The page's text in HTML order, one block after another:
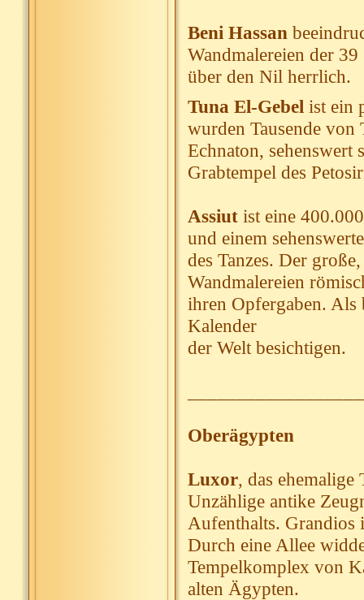
Beni Hassan
Wandmalereien der
über den Nil herrlich.
Tuna El-Gebel ist ein
wurden Tausende von
Echnaton,
Grabtempel des
Assiutist eine
und einem
des Tanzes. Der
Wandmalereien
ihren Opfergaben. Als
Kalender
der Welt besichtigen.
Oberägypten
Luxor, das ehemalige
Unzählige antike
Aufenthalts. Grandios
Durch eine Allee
Tempelkomplex von
alten Ägypten.